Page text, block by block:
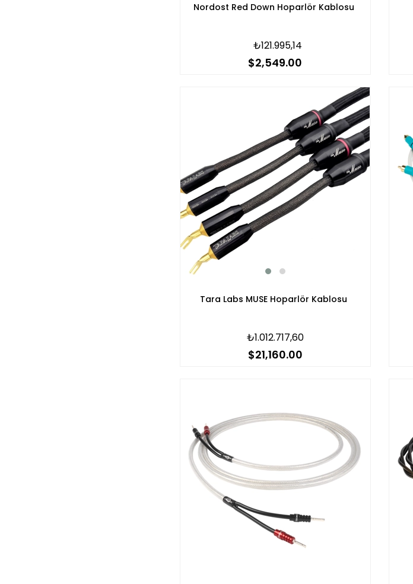
Nordost Red Down Hoparlör Kablosu
₺121.995,14
$2,549.00
Tara Labs MUSE Hoparlör Kablosu
₺1.012.717,60
$21,160.00